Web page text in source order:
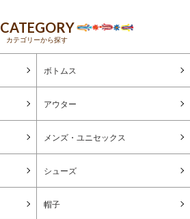
CATEGORY
カテゴリーから探す
ボトムス
アウター
メンズ・ユニセックス
シューズ
帽子